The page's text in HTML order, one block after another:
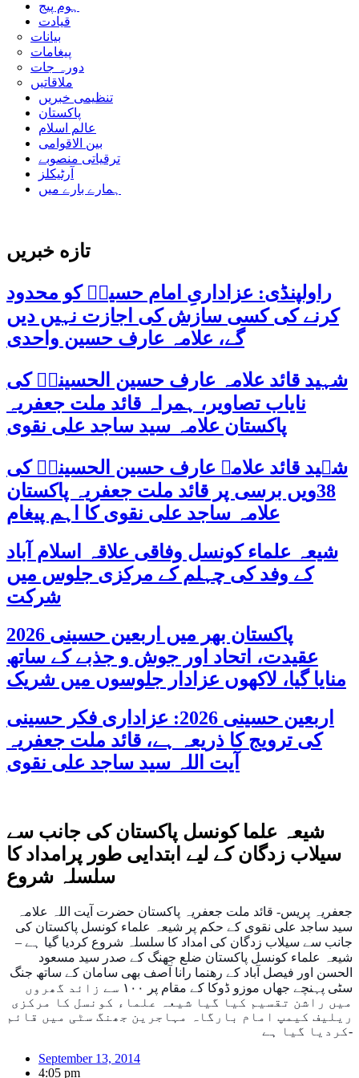
ہوم پیج
قیادت
بیانات
پیغامات
دورہ جات
ملاقاتیں
تنظیمی خبریں
پاکستان
عالم اسلام
بین الاقوامی
ترقیاتی منصوبے
آرٹیکلز
ہمارے بارے میں
تازه خبریں
راولپنڈی: عزاداریِ امام حسینؑ کو محدود
کرنے کی کسی سازش کی اجازت نہیں دیں
گے، علامہ عارف حسین واحدی
شہید قائد علامہ عارف حسین الحسینیؒ کی
نایاب تصاویر، ہمراہ قائد ملت جعفریہ
پاکستان علامہ سید ساجد علی نقوی
شہید قائد علامہ عارف حسین الحسینیؒ کی
38ویں برسی پر قائد ملت جعفریہ پاکستان
علامہ ساجد علی نقوی کا اہم پیغام
شیعہ علماء کونسل وفاقی علاقہ اسلام آباد
کے وفد کی چہلم کے مرکزی جلوس میں
شرکت
پاکستان بھر میں اربعین حسینی 2026
عقیدت، اتحاد اور جوش و جذبے کے ساتھ
منایا گیا، لاکھوں عزادار جلوسوں میں شریک
اربعین حسینی 2026: عزاداری فکر حسینی
کی ترویج کا ذریعہ ہے، قائد ملت جعفریہ
آیت اللہ سید ساجد علی نقوی
شیعہ علما کونسل پاکستان کی جانب سے
سیلاب زدگان کے لیے ابتدایی طور پرامداد کا
سلسلہ شروع
جعفریہ پریس- قائد ملت جعفریہ پاکستان حضرت آیت اللہ
علامہ
سید ساجد علی نقوی کے حکم پر شیعہ علماء کونسل پاکستان کی
جانب سے سیلاب زدگان کی امداد کا سلسلہ شروع کردیا گیا ہے –
شیعہ علماء کونسل پاکستان ضلع جھنگ کے صدر سید مسعود
الحسن اور فیصل آباد کے رھنما رانا آصف بھی سامان کے ساتھ جنگ
سٹی پہنچے جھاں موزو ڈوکا کے مقام پر ١۰۰ سے زائد گھروں
میں راشن تقسیم کیا گیا شیعہ علماء کونسل کا مرکزی
ریلیف کیمپ امام بارگاہ مہاجرین جھنگ سٹی میں قائم
کردیا گیا ہے-
September 13, 2014
4:05 pm